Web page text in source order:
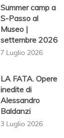
Summer camp a
S-Passo al
Museo |
settembre 2026
7 Luglio 2026
LA FATA. Opere
inedite di
Alessandro
Baldanzi
3 Luglio 2026